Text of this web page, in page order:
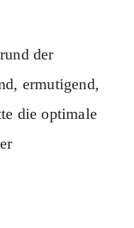
der
ermutigend,
die optimale